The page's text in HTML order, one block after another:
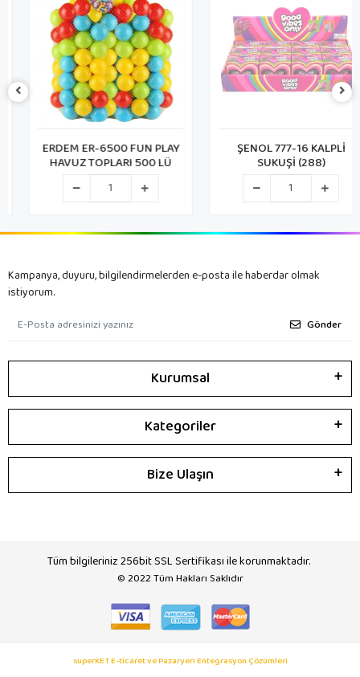
ERDEM ER-6500 FUN PLAY
HAVUZ TOPLARI 500 LÜ
ŞENOL 777-16 KALPLİ
SUKUŞİ (288)
Kampanya, duyuru, bilgilendirmelerden e-posta ile haberdar olmak
istiyorum.
Gönder
Kurumsal
Kategoriler
Bize Ulaşın
Tüm bilgileriniz 256bit SSL Sertifikası ile korunmaktadır.
© 2022Tüm Hakları Saklıdır
superKET E-ticaret ve Pazaryeri Entegrasyon Çözümleri